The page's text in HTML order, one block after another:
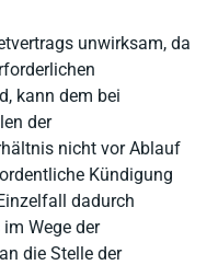
unwirksam, da
kann dem bei
der
nicht vor Ablauf
Kündigung
dadurch
Wege der
die Stelle der